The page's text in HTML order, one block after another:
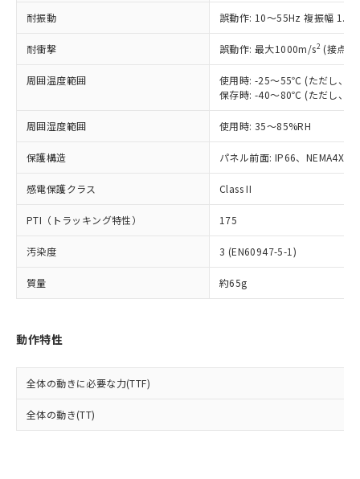
耐振動 誤動作: 10～55Hz 複振幅
耐衝撃 誤動作: 最大1000m/s2 (接点
周囲温度範囲
使用時: -25～55℃ (ただし、氷
保存時: -40～80℃ (ただし、氷
周囲湿度範囲 使用時: 35～85%RH
保護構造 パネル前面: IP66、NEMA4X,
感電保護クラス Class II
PTI（トラッキング特性） 175
汚染度 3 (EN60947-5-1)
質量 約65g
動作特性
全体の動きに必要な力(TTF)
全体の動き(TT)
記載している更新日時点での社内デー
タに基づき作成されるものであり、閲
覧された時点での実際の在庫および標
準価格とは異なる場合があることをご
正式な納期状況および標準価格はお客
様のお取引先、またはお客様担当のオ
ムロン制御機器販売店・当社販売員に
オムロン制御機器販売店や当社販売拠
販売ネットワーク
」をご確認
ください。
在庫状況および標準価格結果を当社の
事前の承諾なく第三者に漏洩または開
示しないようお願いします。
マイパーツ機能（部品リスト作成サー
ビス）をご利用いただくには、I-Web
メンバーズにご登録されている必要が
および当社の共同利用者が、当社の製
品・サービスに関するお客様との取
をご了承ください。
※当社の共同利用者とは、"個人情報
鉛(Pb) 1000ppm以下、 水銀(Hg) 1000ppm以下、 カド
六価クロム(Cr(Ⅵ)) 1000ppm以下、ポリ臭化ビフェニル
類(PBB) 1000ppm以下、ポリ臭化ジフェニルエーテル類
(PBDE) 1000ppm以下、フタル酸ビス(2-エチルヘキシ
ル) (DEHP)(別名：DOP) 1000ppm以下、フタル酸ブチ
ルベンジル（BBP） 1000ppm以下、フタル酸ジブチル
（DBP） 1000ppm以下、フタル酸ジイソブチル
(DIBP) 1000ppm以下
但し、RoHS指令で産業用監視および制御機器に対する
適用除外項目は除く。
フタル酸エステル類の４物質については閾値を超える意
図的な使用がないことを確認しています。
※2 対応予定月
部品在庫の切り替え状況などにより、予定
月が前後することがあります。
下記の非含有証明書をダウンロードするこ
とができます。
EU RoHS指令（10物質）の非含有証明書
*中国RoHS10物質の基準値 (GB/T26572)：
Pb(鉛) :1000ppm、 Hg(水銀) : 1000ppm、 Cd(カドミウ
Cr(Ⅵ)(六価クロム) : 1000ppm、 PBBs(ポリ臭化ビフェ
ニル類) : 1000ppm、 PBDEs(ポリ臭化ジフェニルエーテ
ル) : 1000ppm、
DEHP(フタル酸ビス(2-エチルヘキシル)) : 1000ppm
※2 環境保護使用期限
「ｅ」：有害物質（10物質）のすべてが基
準値以下であることを示します。
「10」：通常の使用状況下において有害物
質が外部に漏えいし、環境に深刻な影響を
及ぼさない年数を意味します。
（以下｢規制貨物等」という）を輸出
または国外への提供する場合は、日本
国政府の輸出許可(または役務取引許
可)を取得するなどの必要な手続きを
当社は規制貨物を破棄する場合は、完
全に破砕するなど、違法に輸出されな
いよう必要な手段を講じます。
当社は貴社製品を、核兵器、ミサイ
ル、化学兵器、生物兵器またはその他
武器並びにこれらの製造装置等に一切
使用いたしません。
当社は、貴社製品を第三者に販売する
場合は、上記1、2および3の内容を当
該第三者に通知します。また当社は、
販売先および販売に係わる関係者が違
法に輸出するおそれがある場合は、取
り引きをいたしません。
○ 一定数以上の在庫あり
△ 一定数には満たないが在庫あり
在庫なし(最新の在庫状況につ
いては、お客様のお取引先、ま
たはお客様担当のオムロン制御
機器販売店・当社販売員にご確
認ください)
受注生産機種、また在庫状況の
情報を公開していない機種